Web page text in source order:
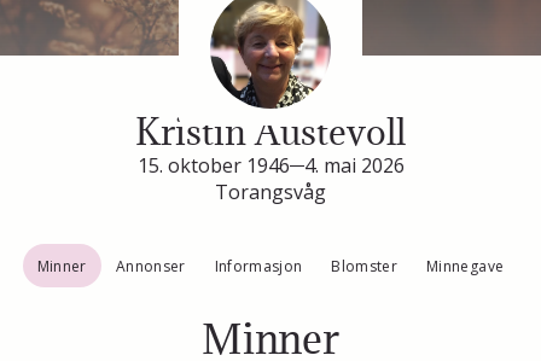
Minneside for
Kristin Austevoll
15. oktober 1946 4. mai 2026
Torangsvåg
Minner Annonser Informasjon Blomster Minnegave
Minner